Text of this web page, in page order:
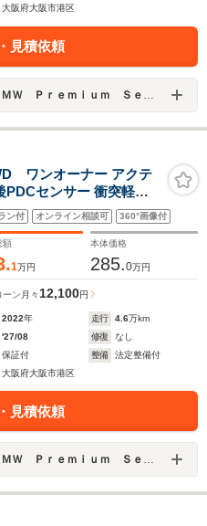
大阪府大阪市港区
見積依頼
ｉｕｍ Ｓｅｌｅｃｔｉｏｎ 大阪ベイ
ワンオーナー アクテ
PDCセンサー 衝突軽減
ンチアルミ LEDライト
内蔵ETC
ン付 オンライン相談可 360°画像付
額
1万円
本体価格
285.0万円
ーン 月々 12,100円
2022年 走行 4.6万km
'27/08 修復
なし
保証付 整備
法定整備付
大阪府大阪市港区
見積依頼
ｉｕｍ Ｓｅｌｅｃｔｉｏｎ 大阪ベイ